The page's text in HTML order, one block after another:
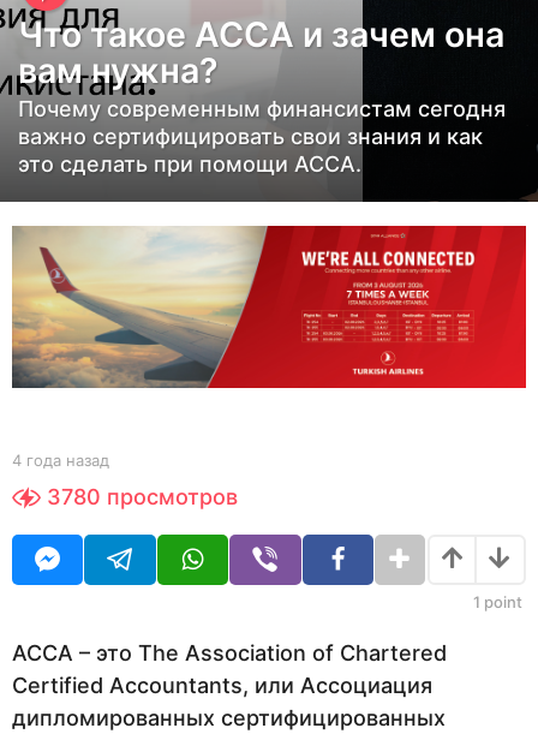
о
д
а
н
а
з
а
о
д
а
з
Что такое АССА и зачем она
вам нужна?
Почему современным финансистам сегодня
важно сертифицировать свои знания и как
это сделать при помощи АССА.
b
Y
O
R
4 года назад
о
а
н
д
3780 просмотров
1 point
АССА – это The Association of Chartered
Certified Accountants, или Ассоциация
дипломированных сертифицированных